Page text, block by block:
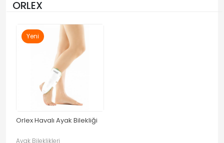
ORLEX
Yeni
Orlex Havalı Ayak Bilekliği
Ayak Bileklikleri